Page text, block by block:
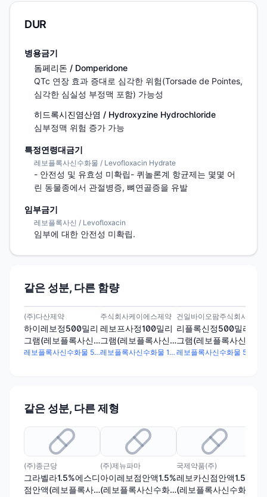
DUR
병용금기
돔페리돈 / Domperidone
QTc 연장 효과 증대로 심각한 위험(Torsade de Pointes,
심각한 심실성 부정맥 포함) 가능성
히드록시진염산염 / Hydroxyzine Hydrochloride
심부정맥 위험 증가 가능
특정연령대금기
레보플록사신수화물 / Levofloxacin Hydrate
- 안전성 및 유효성 미확립- 퀴놀론계 항균제는 몇몇 어
린 동물종에서 관절병증, 뼈연골증을 유발
임부금기
레보플록사신 / Levofloxacin
임부에 대한 안전성 미확립.
같은 성분, 다른 함량
(주)다산제약
하이레보정500밀리
그램(레보플록사신
수화물)
레보플록사신수화물 512.3mg
주식회사케이에스제약
레보프사정100밀리
그램(레보플록사신
수화물)
레보플록사신수화물 102.49mg
건일바이오팜주식회사
리플록신정500밀리
그램(레보플록사신
수화물)
같은 성분, 다른 제형
(주)종근당
그라벨라1.5%에스디
점안액(레보플록사
(주)제뉴파마
아이레보점안액1.5%
(레보플록사신수화
국제약품(주)
레보카신점안액1.5%
(레보플록사신수화